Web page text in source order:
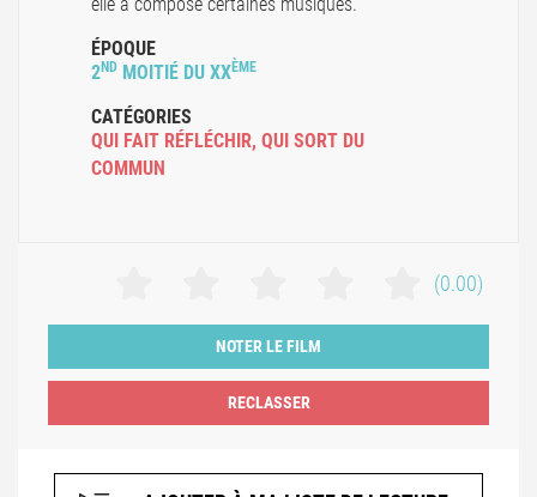
ÉPOQUE
2ND MOITIÉ DU XXÈME
CATÉGORIES
QUI FAIT RÉFLÉCHIR, QUI SORT DU
COMMUN
(0.00)
NOTER LE FILM